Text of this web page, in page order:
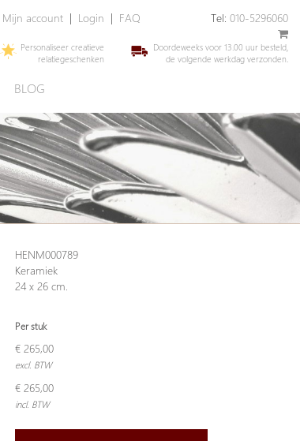
Mijn account Login FAQ Tel: 010-5296060
Personaliseer creatieve
relatiegeschenken
Doordeweeks voor 13.00 uur besteld,
de volgende werkdag verzonden.
BLOG
HENM000789
Keramiek
24 x 26 cm.
Per stuk
€ 265,00
excl. BTW
€ 265,00
incl. BTW